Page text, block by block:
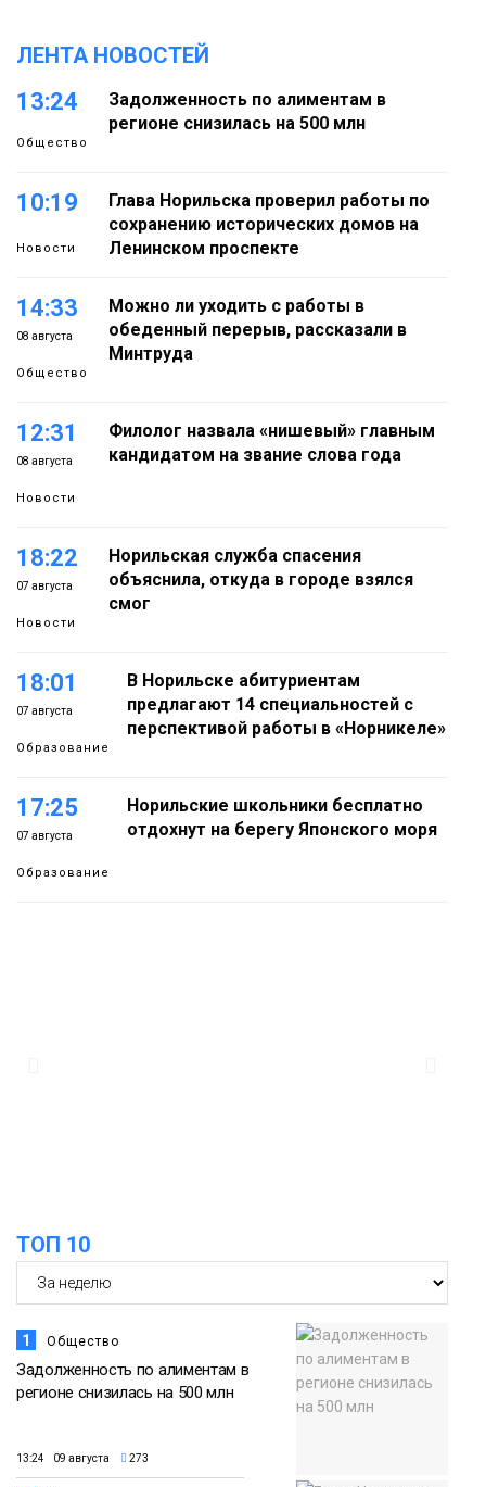
ЛЕНТА НОВОСТЕЙ
13:24
Общество
Задолженность по алиментам в
регионе снизилась на 500 млн
10:19
Новости
Глава Норильска проверил работы по
сохранению исторических домов на
Ленинском проспекте
14:33
08 августа
Общество
Можно ли уходить с работы в
обеденный перерыв, рассказали в
Минтруда
12:31
08 августа
Новости
Филолог назвала «нишевый» главным
кандидатом на звание слова года
18:22
07 августа
Новости
Норильская служба спасения
объяснила, откуда в городе взялся
смог
18:01
07 августа
Образование
В Норильске абитуриентам
предлагают 14 специальностей с
перспективой работы в «Норникеле»
17:25
07 августа
Образование
Норильские школьники бесплатно
отдохнут на берегу Японского моря
Спорт
ТОП 10
1 Общество
Задолженность по алиментам в
регионе снизилась на 500 млн
13:24 09 августа 273